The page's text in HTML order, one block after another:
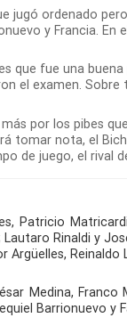
ordenado
y Francia. En
que fue una
el examen.
por los pibes
tomar nota, el
de juego, el rival
Patricio
Rinaldi y
Reinaldo
Medina,
Barrionuevo y